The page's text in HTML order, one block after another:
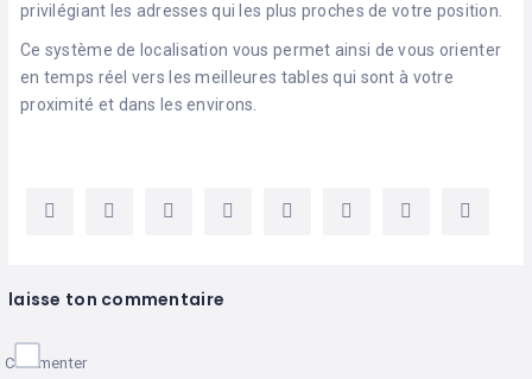
privilégiant les adresses qui les plus proches de votre position.
Ce système de localisation vous permet ainsi de vous orienter
en temps réel vers les meilleures tables qui sont à votre
proximité et dans les environs.
laisse ton commentaire
Commenter